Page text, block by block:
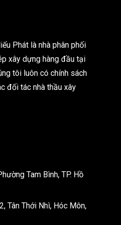
Phát là nhà phân phối
xây dựng hàng đầu tại
tôi luôn có chính sách
đối tác nhà thầu xây
Tam Bình, TP. Hồ
Tân Thới Nhì, Hóc Môn,